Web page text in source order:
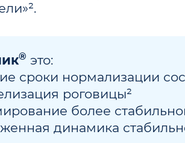
® это:
сроки нормализации
роговицы²
более
динамика